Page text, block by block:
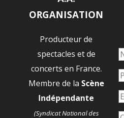
ORGANISATION
Producteur de
spectacles et de
concerts en France.
Membre de la Scène
Indépendante
(Syndicat National des